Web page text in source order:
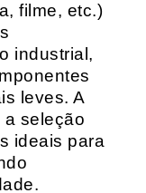
filme, etc.)
industrial,
leves. A
seleção
ideais para